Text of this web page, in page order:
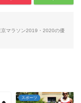
京マラソン2019・2020の優
スポーツ